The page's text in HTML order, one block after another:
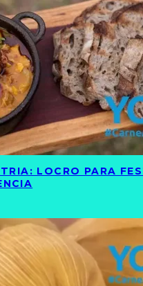
LOCRO PARA